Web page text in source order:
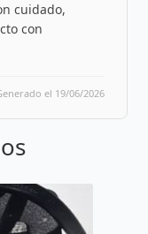
cuidado,
con
el 19/06/2026